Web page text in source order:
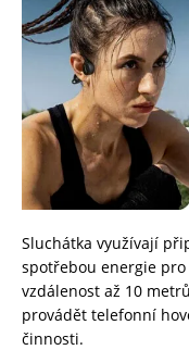
Sluchátka využívají
spotřebou energie
vzdálenost až 10
provádět telefonní
činnosti.